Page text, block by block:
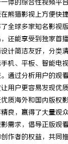
体的综合性视频
熊猫影视上方便快
全球多家知名影
还能享受到独家首
计简洁友好，分
机、平板、智能电
通过分析用户的
用户更容易发现优
质海外和国内版
良，赢得了大量观
需求，倡导正版
作者的权益，共同